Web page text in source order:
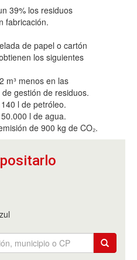
39% los residuos
fabricación.
de papel o cartón
los siguientes
m³ menos en las
gestión de residuos.
l de petróleo.
l de agua.
de 900 kg de CO₂.